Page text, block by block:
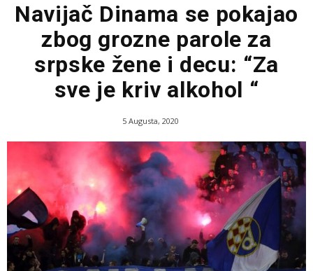
Navijač Dinama se pokajao
zbog grozne parole za
srpske žene i decu: “Za
sve je kriv alkohol “
5 Augusta, 2020